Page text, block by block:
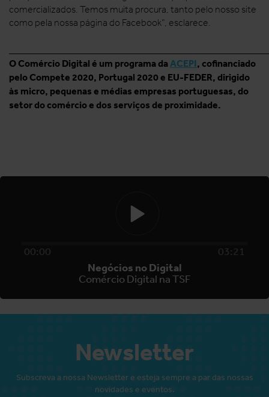
comercializados. Temos muita procura, tanto pelo nosso site
como pela nossa página do Facebook”, esclarece.
O Comércio Digital é um programa daACEPI, cofinanciado
pelo Compete 2020, Portugal 2020 e EU-FEDER, dirigido
às micro, pequenas e médias empresas portuguesas, do
setor do comércio e dos serviços de proximidade.
00:00 03:21
Negócios no Digital
Comércio Digital na TSF
Newsletter
Subscreva a nossa Newsletter e esteja sempre a par das nossas
novidades e eventos.